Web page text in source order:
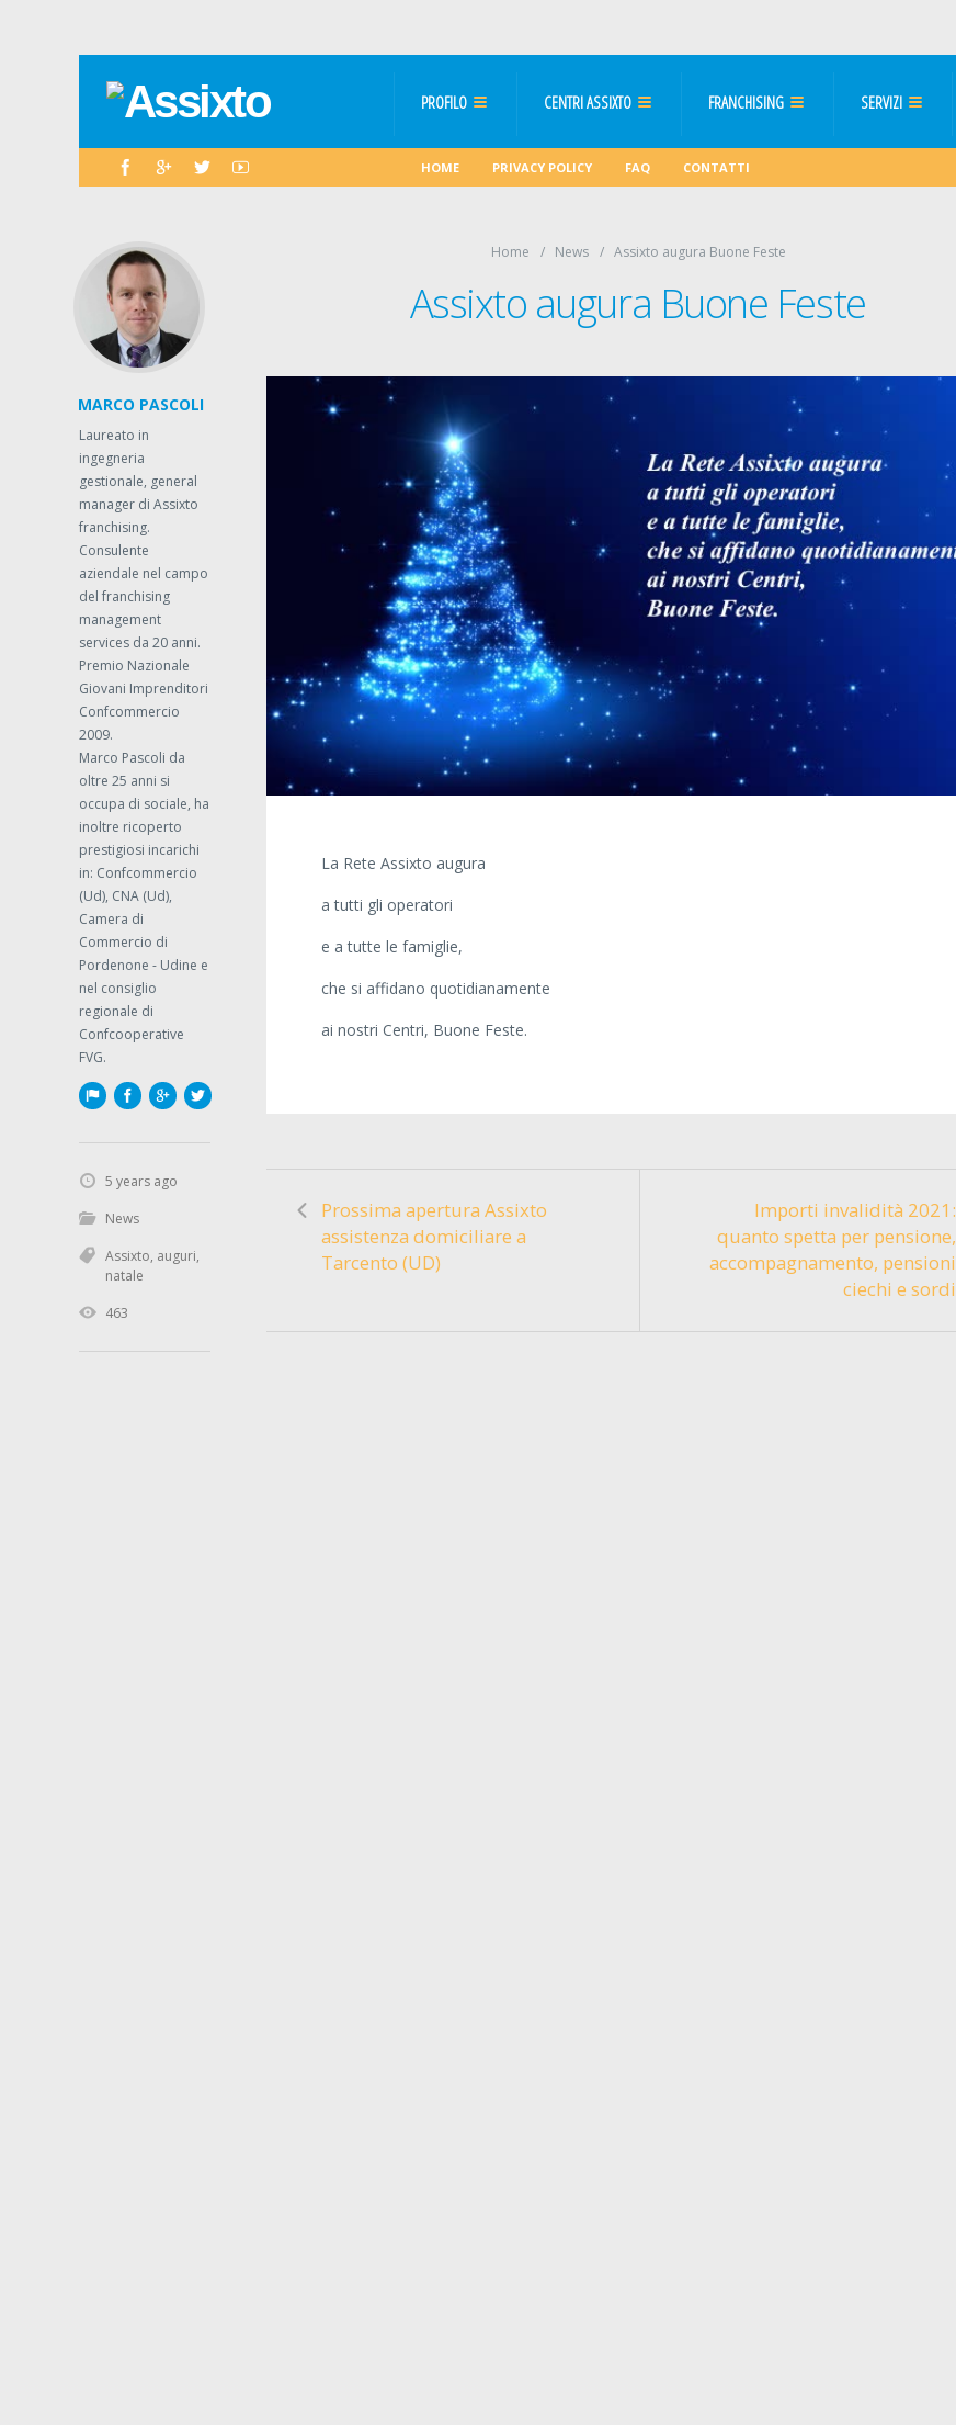
PROFILO CENTRI ASSIXTO FRANCHISING SERVIZI
HOME PRIVACY POLICY FAQ CONTATTI
Home News Assixto augura Buone Feste
Assixto augura Buone Feste
La Rete Assixto augura
a tutti gli operatori
e a tutte le famiglie,
che si affidano quotidianamente
ai nostri Centri, Buone Feste.
Prossima apertura Assixto
assistenza domiciliare a
Tarcento (UD)
Importi invalidità 2021:
quanto spetta per pensione,
accompagnamento, pensioni
ciechi e sordi
MARCO PASCOLI
Laureato in
ingegneria
gestionale, general
manager di Assixto
franchising.
Consulente
aziendale nel campo
del franchising
management
services da 20 anni.
Premio Nazionale
Giovani Imprenditori
Confcommercio
2009.
Marco Pascoli da
oltre 25 anni si
occupa di sociale, ha
inoltre ricoperto
prestigiosi incarichi
in: Confcommercio
(Ud), CNA (Ud),
Camera di
Commercio di
Pordenone - Udine e
nel consiglio
regionale di
Confcooperative
FVG.
5 years ago
News
Assixto, auguri,
natale
463